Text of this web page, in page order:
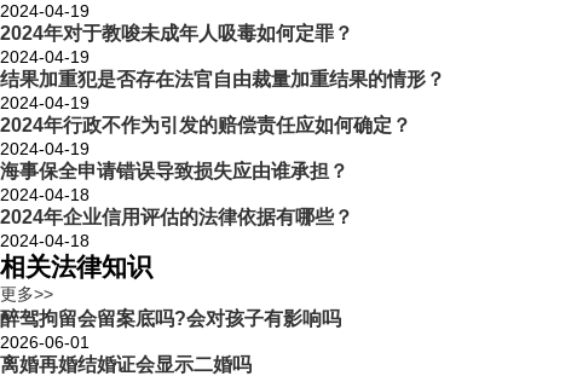
2024-04-19
2024年对于教唆未成年人吸毒如何定罪？
2024-04-19
结果加重犯是否存在法官自由裁量加重结果的情形？
2024-04-19
2024年行政不作为引发的赔偿责任应如何确定？
2024-04-19
海事保全申请错误导致损失应由谁承担？
2024-04-18
2024年企业信用评估的法律依据有哪些？
2024-04-18
相关法律知识
更多>>
醉驾拘留会留案底吗?会对孩子有影响吗
2026-06-01
离婚再婚结婚证会显示二婚吗